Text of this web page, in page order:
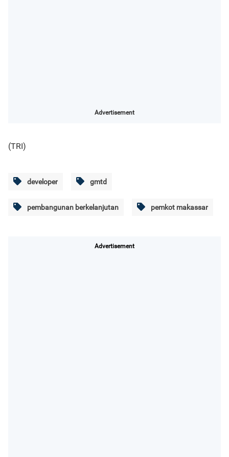
Advertisement
(TRI)
developer gmtd
pembangunan berkelanjutan pemkot makassar
Advertisement